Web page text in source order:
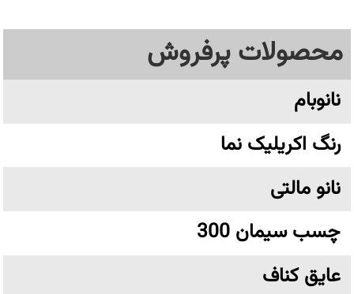
محصولات پرفروش
نانوبام
رنگ اکریلیک نما
نانو مالتی
چسب سیمان 300
عایق کناف